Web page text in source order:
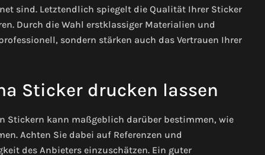
sind. Letztendlich spiegelt die Qualität Ihrer Sticker
Durch die Wahl erstklassiger Materialien und
sondern stärken auch das Vertrauen Ihrer
Sticker drucken lassen
Stickern kann maßgeblich darüber bestimmen, wie
Achten Sie dabei auf Referenzen und
des Anbieters einzuschätzen. Ein guter